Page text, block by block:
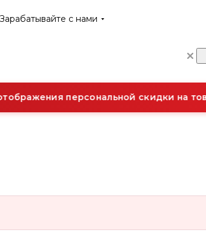
Зарабатывайте с нами
персональной скидки на